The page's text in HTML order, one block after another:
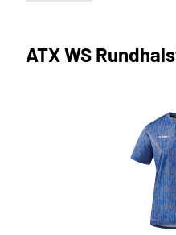
ATX WS